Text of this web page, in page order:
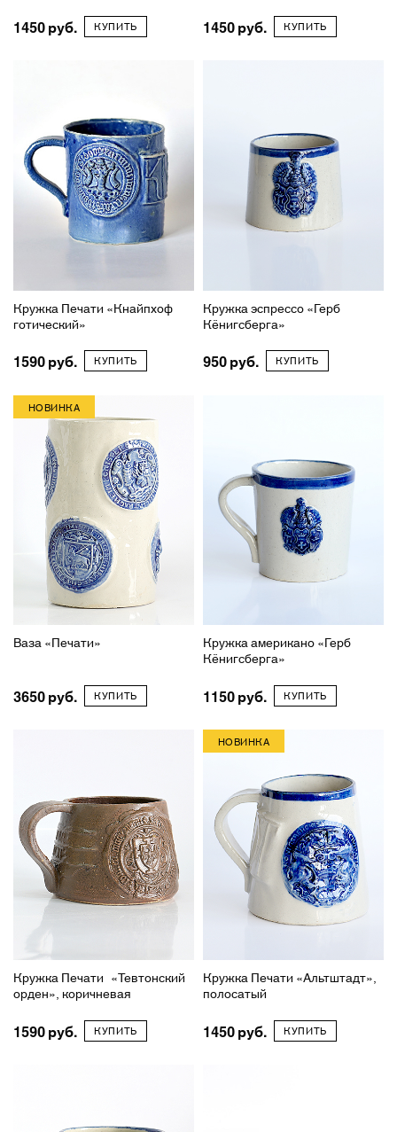
1450 КУПИТЬ 1450 КУПИТЬ
Кружка Печати «Кнайпхоф
готический»
1590 КУПИТЬ
Кружка эспрессо «Герб
Кёнигсберга»
950 КУПИТЬ
НОВИНКА
Ваза «Печати»
3650 КУПИТЬ
Кружка американо «Герб
Кёнигсберга»
1150 КУПИТЬ
Кружка Печати «Тевтонский
орден», коричневая
1590 КУПИТЬ
НОВИНКА
Кружка Печати «Альтштадт»,
полосатый
1450 КУПИТЬ